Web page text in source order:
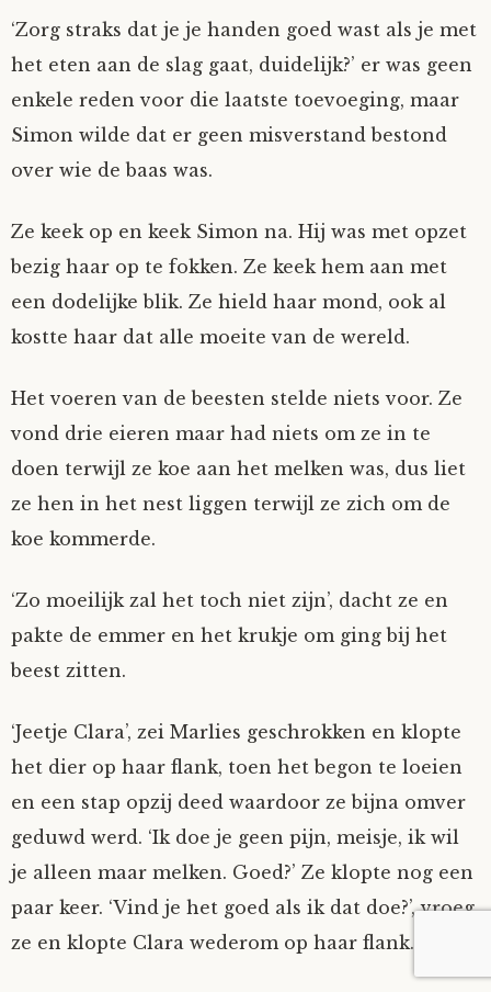
‘Zorg straks dat je je handen goed wast als je met
het eten aan de slag gaat, duidelijk?’ er was geen
enkele reden voor die laatste toevoeging, maar
Simon wilde dat er geen misverstand bestond
over wie de baas was.
Ze keek op en keek Simon na. Hij was met opzet
bezig haar op te fokken. Ze keek hem aan met
een dodelijke blik. Ze hield haar mond, ook al
kostte haar dat alle moeite van de wereld.
Het voeren van de beesten stelde niets voor. Ze
vond drie eieren maar had niets om ze in te
doen terwijl ze koe aan het melken was, dus liet
ze hen in het nest liggen terwijl ze zich om de
koe kommerde.
‘Zo moeilijk zal het toch niet zijn’, dacht ze en
pakte de emmer en het krukje om ging bij het
beest zitten.
‘Jeetje Clara’, zei Marlies geschrokken en klopte
het dier op haar flank, toen het begon te loeien
en een stap opzij deed waardoor ze bijna omver
geduwd werd. ‘Ik doe je geen pijn, meisje, ik wil
je alleen maar melken. Goed?’ Ze klopte nog een
paar keer. ‘Vind je het goed als ik dat doe?’, vroeg
ze en klopte Clara wederom op haar flank.